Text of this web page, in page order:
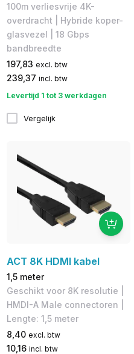
100m verliesvrije 4K-
overdracht | Hybride koper-
glasvezel | 18 Gbps
bandbreedte
197,83 excl. btw
239,37 incl. btw
Levertijd 1 tot 3 werkdagen
Vergelijk
ACT 8K HDMI kabel
1,5 meter
Geschikt voor 8K resolutie |
HMDI-A Male connectoren |
Lengte: 1,5 meter
8,40 excl. btw
10,16 incl. btw